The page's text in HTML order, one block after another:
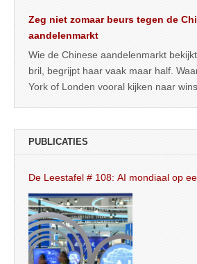
Zeg niet zomaar beurs tegen de
aandelenmarkt
Wie de Chinese aandelenmarkt
bril, begrijpt haar vaak maar half.
York of Londen vooral kijken naar
PUBLICATIES
De Leestafel # 108: AI